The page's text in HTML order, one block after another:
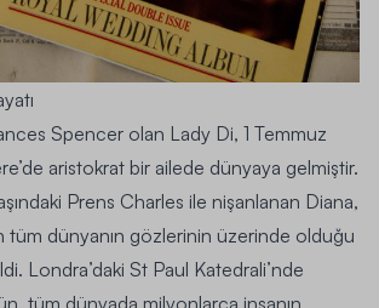
Spencer olan Lady Di, 1 Temmuz
aristokrat bir ailede dünyaya gelmiştir.
Prens Charles ile nişanlanan Diana,
tüm dünyanın gözlerinin üzerinde olduğu
Londra’daki St Paul Katedrali’nde
tüm dünyada milyonlarca insanın